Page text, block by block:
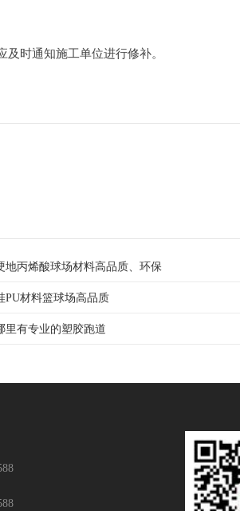
时通知施工单位进行修补。
地丙烯酸球场材料高品质、环保
PU材料篮球场高品质
里有专业的塑胶跑道